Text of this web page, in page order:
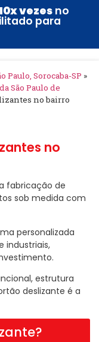
vezes no
para
Sorocaba-SP »
São Paulo de
no bairro
no
fabricação de
sob medida com
personalizada
industriais,
estrutura
deslizante é a